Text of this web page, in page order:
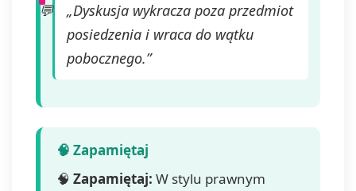
„Dyskusja wykracza poza przedmiot
posiedzenia i wraca do wątku
pobocznego.”
🧠 Zapamiętaj: W stylu prawnym